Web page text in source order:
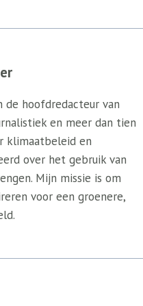
de hoofdredacteur van
en meer dan tien
klimaatbeleid en
over het gebruik van
Mijn missie is om
voor een groenere,